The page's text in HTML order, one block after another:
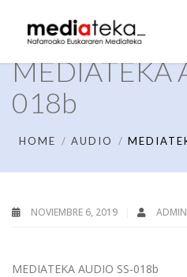
MEDIATEKA
018b
HOME AUDIO
NOVIEMBRE 6, 2019 ADMIN
MEDIATEKA AUDIO SS-018b